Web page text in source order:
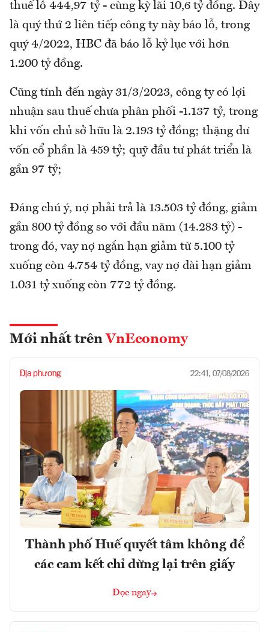
thuế lỗ 444,97 tỷ - cùng kỳ lãi 10,6 tỷ đồng. Đây
là quý thứ 2 liên tiếp công ty này báo lỗ, trong
quý 4/2022, HBC đã báo lỗ kỷ lục với hơn
1.200 tỷ đồng.
Cũng tính đến ngày 31/3/2023, công ty có lợi
nhuận sau thuế chưa phân phối -1.137 tỷ, trong
khi vốn chủ sở hữu là 2.193 tỷ đồng; thặng dư
vốn cổ phần là 459 tỷ; quỹ đầu tư phát triển là
gần 97 tỷ;
Đáng chú ý, nợ phải trả là 13.503 tỷ đồng, giảm
gần 800 tỷ đồng so với đầu năm (14.283 tỷ) -
trong đó, vay nợ ngắn hạn giảm từ 5.100 tỷ
xuống còn 4.754 tỷ đồng, vay nợ dài hạn giảm
1.031 tỷ xuống còn 772 tỷ đồng.
Mới nhất trên VnEconomy
Địa phương 22:41, 07/08/2026
Thành phố Huế quyết tâm không để
các cam kết chỉ dừng lại trên giấy
Đọc ngay